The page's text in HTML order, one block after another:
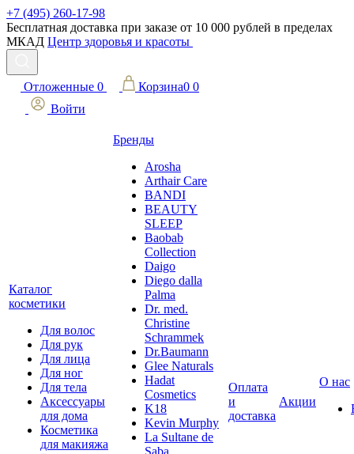
+7 (495) 260-17-98
Бесплатная доставка при заказе от 10 000 рублей в пределах
МКАД Центр здоровья и красоты
Отложенные 0 Корзина0 0
Войти
Каталог
косметики
Для волос
Для рук
Для лица
Для ног
Для тела
Аксессуары
для дома
Косметика
для макияжа
Бренды
Arosha
Arthair Care
BANDI
BEAUTY
SLEEP
Baobab
Collection
Daigo
Diego dalla
Palma
Dr. med.
Christine
Schrammek
Dr.Baumann
Glee Naturals
Hadat
Cosmetics
K18
Kevin Murphy
La Sultane de
Saba
Оплата
и
доставка
Акции
О нас